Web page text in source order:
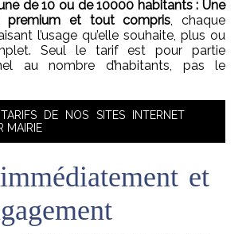
de 10 ou de 10000 habitants : Une
premium et tout compris , chaque
l’usage qu’elle souhaite, plus ou
Seul le tarif est pour partie
au nombre d’habitants, pas le
TARIFS DE NOS SITES INTERNET
MAIRIE
et